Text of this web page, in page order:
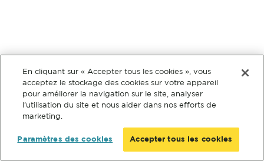
En cliquant sur « Accepter tous les cookies », vous
acceptez le stockage des cookies sur votre appareil
pour améliorer la navigation sur le site, analyser
l’utilisation du site et nous aider dans nos efforts de
marketing.
Paramètres des cookies Accepter tous les cookies